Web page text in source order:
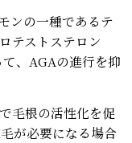
ンの一種であるテ
テストステロン
、AGAの進行を抑
毛根の活性化を促
が必要になる場合